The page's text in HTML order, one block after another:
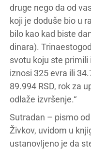
druge nego da od
koji je doduše bio u
bilo kao kad biste
dinara).
svotu koju ste
iznosi 325 evra ili
89.994 RSD, rok za
odlaže izvršenje.“
Sutradan – pismo
Živkov, uvidom u
ustanovljeno je da